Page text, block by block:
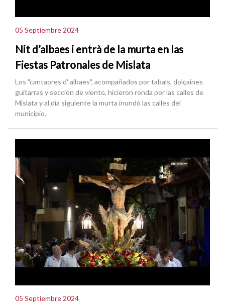
05 Septiembre 2024
Nit d’albaes i entrà de la murta en las
Fiestas Patronales de Mislata
Los "cantaores d' albaes", acompañados por tabals, dolçaines
guitarras y sección de viento, hicieron ronda por las calles de
Mislata y al día siguiente la murta inundó las calles del
municipio.
05 Septiembre 2024